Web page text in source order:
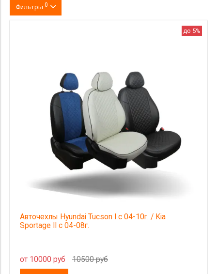
Фильтры 0
Категория Avito
Страна происхождения
до 5%
Авточехлы Hyundai Tucson I c 04-10г. / Kia
Sportage II c 04-08г.
от 10000 руб 10500 руб